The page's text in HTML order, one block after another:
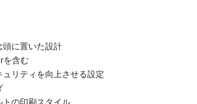
に置いた設計
含む
リティを向上させる設定
の印刷スタイル